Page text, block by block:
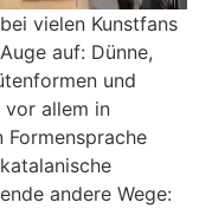
vielen Kunstfans
auf: Dünne,
und
vor allem in
Formensprache
andere Wege: